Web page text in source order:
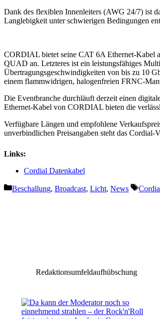
Dank des flexiblen Innenleiters (AWG 24/7) ist
Langlebigkeit unter schwierigen Bedingungen
CORDIAL bietet seine CAT 6A Ethernet-Kabel
QUAD an. Letzteres ist ein leistungsfähiges
Übertragungsgeschwindigkeiten von bis zu 10
einem flammwidrigen, halogenfreien FRNC-
Die Eventbranche durchläuft derzeit einen
Ethernet-Kabel von CORDIAL bieten die
Verfügbare Längen und empfohlene
unverbindlichen Preisangaben steht das Cordial-
Links:
Cordial Datenkabel
Kategorien
Beschallung, Broadcast, Licht, News
Redaktionsumfeldaufhübschung